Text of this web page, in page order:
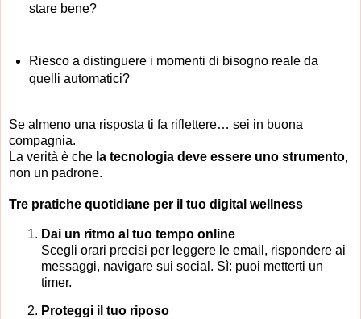
stare bene?
Riesco a distinguere i momenti di bisogno reale da
quelli automatici?
Se almeno una risposta ti fa riflettere… sei in buona
compagnia.
La verità è che la tecnologia deve essere uno strumento,
non un padrone.
Tre pratiche quotidiane per il tuo digital wellness
Dai un ritmo al tuo tempo online
Scegli orari precisi per leggere le email, rispondere ai
messaggi, navigare sui social. Sì: puoi metterti un
timer.
Proteggi il tuo riposo